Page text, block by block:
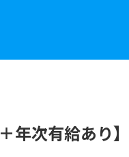
年次有給あり】